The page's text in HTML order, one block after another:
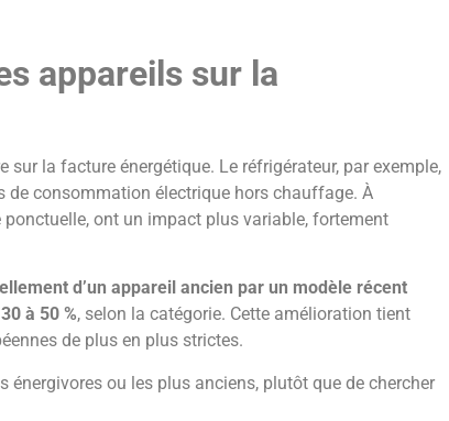
appareils sur la
la facture énergétique. Le réfrigérateur, par exemple,
consommation électrique hors chauffage. À
ponctuelle, ont un impact plus variable, fortement
d’un appareil ancien par un modèle récent
à 50 %, selon la catégorie. Cette amélioration tient
de plus en plus strictes.
énergivores ou les plus anciens, plutôt que de chercher